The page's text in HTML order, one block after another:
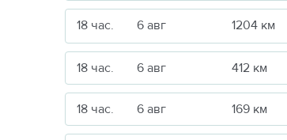
18 час. 6 авг 1204 км
18 час. 6 авг 412 км
18 час. 6 авг 169 км